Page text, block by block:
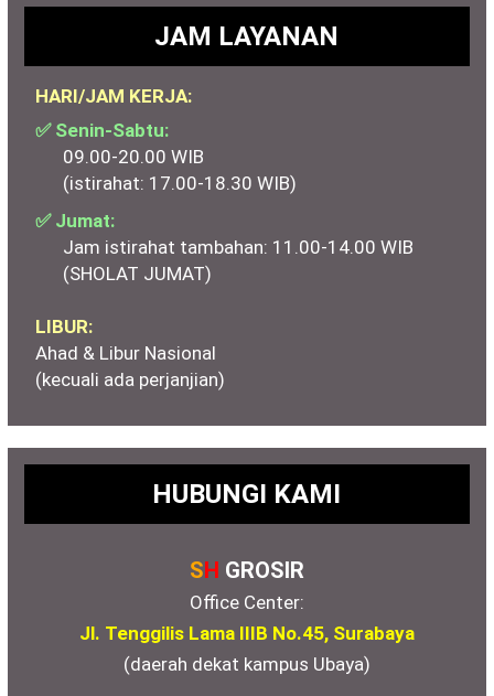
JAM LAYANAN
HARI/JAM KERJA:
✅ Senin-Sabtu:
09.00-20.00 WIB
(istirahat: 17.00-18.30 WIB)
✅ Jumat:
Jam istirahat tambahan: 11.00-14.00 WIB
(SHOLAT JUMAT)
LIBUR:
Ahad & Libur Nasional
(kecuali ada perjanjian)
HUBUNGI KAMI
SH GROSIR
Office Center:
Jl. Tenggilis Lama IIIB No.45, Surabaya
(daerah dekat kampus Ubaya)